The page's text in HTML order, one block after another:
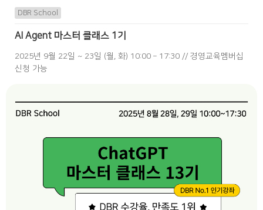
DBR School
AI Agent 마스터 클래스 1기
2025년 9월 22일 ~ 23일 (월, 화) 10:00 – 17:30 // 경영교육멤버십
신청 가능